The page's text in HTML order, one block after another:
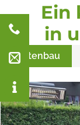
Ein
in
Gartenbau